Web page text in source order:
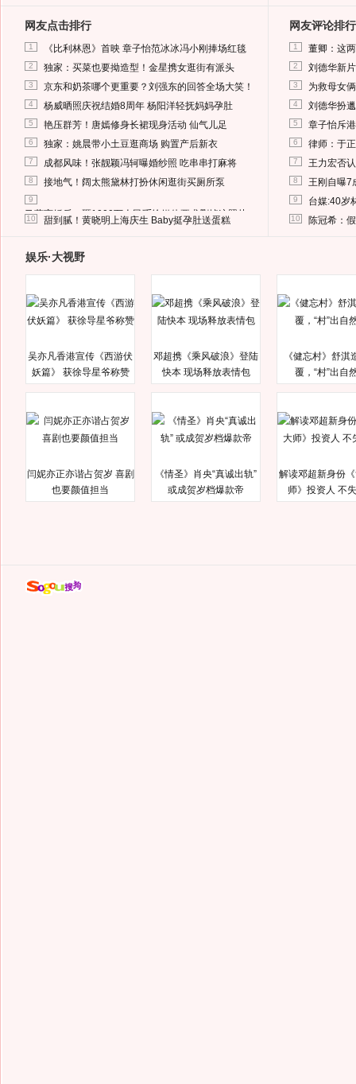
网友点击排行
1 《比利林恩》首映 章子怡范冰冰冯小刚捧场红毯
2 独家：买菜也要拗造型！金星携女逛街有派头
3 京东和奶茶哪个更重要？刘强东的回答全场大笑！
4 杨威晒照庆祝结婚8周年 杨阳洋轻抚妈妈孕肚
5 艳压群芳！唐嫣修身长裙现身活动 仙气儿足
6 独家：姚晨带小土豆逛商场 购置产后新衣
7 成都风味！张靓颖冯轲曝婚纱照 吃串串打麻将
8 接地气！阔太熊黛林打扮休闲逛街买厕所泵
9
马蓉离婚后，砸1000万人民币给媒体要求删掉这照片
10 甜到腻！黄晓明上海庆生 Baby挺孕肚送蛋糕
网友评论排行
1 董卿：这
2 刘德华新
3 为救母女
4 刘德华扮
5 章子怡斥
6 律师：于
7 王力宏否
8 王刚自曝7
9 台媒:40岁
10 陈冠希：
娱乐·大视野
吴亦凡香港宣传《西游伏
妖篇》 获徐导星爷称赞
邓超携《乘风破浪》登陆
快本 现场释放表情包
《健忘村》舒淇
覆，“村”出自
闫妮亦正亦谐占贺岁 喜剧
也要颜值担当
《情圣》肖央“真诚出轨”
或成贺岁档爆款帝
解读邓超新身份
师》投资人 不